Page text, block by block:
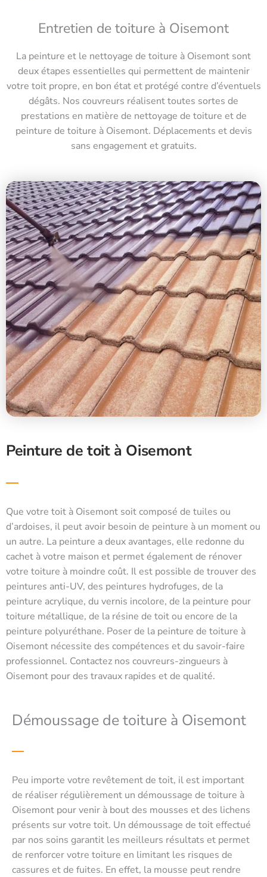
Entretien de toiture à Oisemont
La peinture et le nettoyage de toiture à Oisemont sont
deux étapes essentielles qui permettent de maintenir
votre toit propre, en bon état et protégé contre d’éventuels
dégâts. Nos couvreurs réalisent toutes sortes de
prestations en matière de nettoyage de toiture et de
peinture de toiture à Oisemont. Déplacements et devis
sans engagement et gratuits.
Peinture de toit à Oisemont
Que votre toit à Oisemont soit composé de tuiles ou
d’ardoises, il peut avoir besoin de peinture à un moment ou
un autre. La peinture a deux avantages, elle redonne du
cachet à votre maison et permet également de rénover
votre toiture à moindre coût. Il est possible de trouver des
peintures anti-UV, des peintures hydrofuges, de la
peinture acrylique, du vernis incolore, de la peinture pour
toiture métallique, de la résine de toit ou encore de la
peinture polyuréthane. Poser de la peinture de toiture à
Oisemont nécessite des compétences et du savoir-faire
professionnel. Contactez nos couvreurs-zingueurs à
Oisemont pour des travaux rapides et de qualité.
Démoussage de toiture à Oisemont
Peu importe votre revêtement de toit, il est important
de réaliser régulièrement un démoussage de toiture à
Oisemont pour venir à bout des mousses et des lichens
présents sur votre toit. Un démoussage de toit effectué
par nos soins garantit les meilleurs résultats et permet
de renforcer votre toiture en limitant les risques de
cassures et de fuites. En effet, la mousse peut rendre